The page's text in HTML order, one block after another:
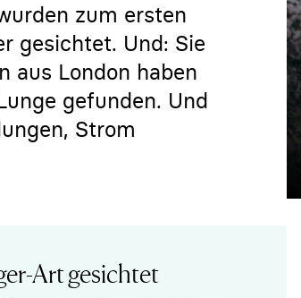
zum ersten
gesichtet. Und: Sie
aus London haben
gefunden. Und
Strom
Art gesichtet